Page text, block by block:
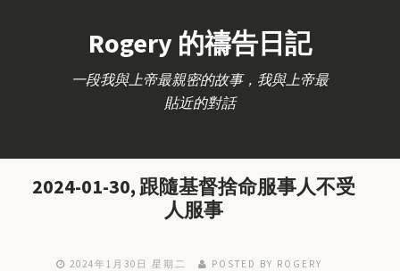
Rogery 的禱告日記
一段我與上帝最親密的故事，我與上帝最
貼近的對話
2024-01-30, 跟隨基督捨命服事人不受
人服事
2024年1月30日 星期二 POSTED BY ROGERY